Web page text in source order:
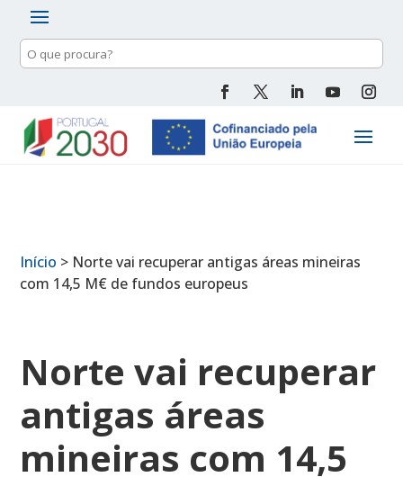
Pesquisa
de
Início > Norte vai recuperar antigas áreas mineiras
com 14,5 M€ de fundos europeus
Norte vai recuperar
antigas áreas
mineiras com 14,5